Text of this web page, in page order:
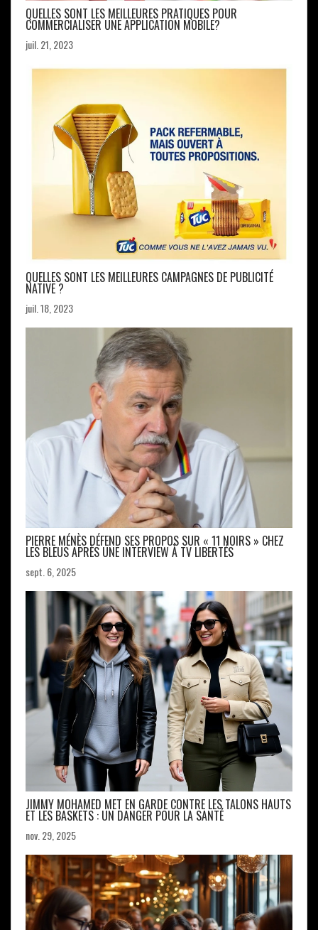
QUELLES SONT LES MEILLEURES PRATIQUES POUR
COMMERCIALISER UNE APPLICATION MOBILE?
juil. 21, 2023
QUELLES SONT LES MEILLEURES CAMPAGNES DE PUBLICITÉ
NATIVE ?
juil. 18, 2023
PIERRE MÉNÈS DÉFEND SES PROPOS SUR « 11 NOIRS » CHEZ
LES BLEUS APRÈS UNE INTERVIEW À TV LIBERTÉS
sept. 6, 2025
JIMMY MOHAMED MET EN GARDE CONTRE LES TALONS HAUTS
ET LES BASKETS : UN DANGER POUR LA SANTÉ
nov. 29, 2025